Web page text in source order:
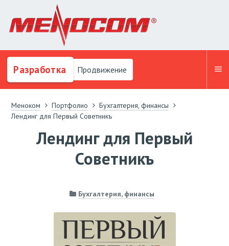
Разработка Продвижение
Меноком Портфолио
Бухгалтерия, финансы
Лендинг для Первый Советникъ
Лендинг для Первый
Советникъ
Бухгалтерия, финансы